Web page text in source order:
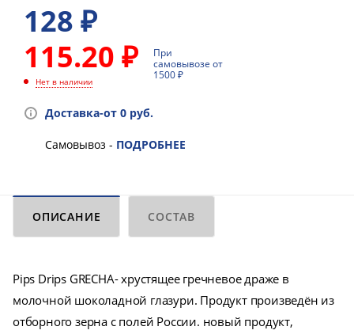
128 ₽
115.20 ₽
При
самовывозе от
1500 ₽
Нет в наличии
Доставка-от 0 руб.
Самовывоз - ПОДРОБНЕЕ
ОПИСАНИЕ СОСТАВ
Pips Drips GRECHA- хрустящее гречневое драже в
молочной шоколадной глазури. Продукт произведён из
отборного зерна с полей России. новый продукт,